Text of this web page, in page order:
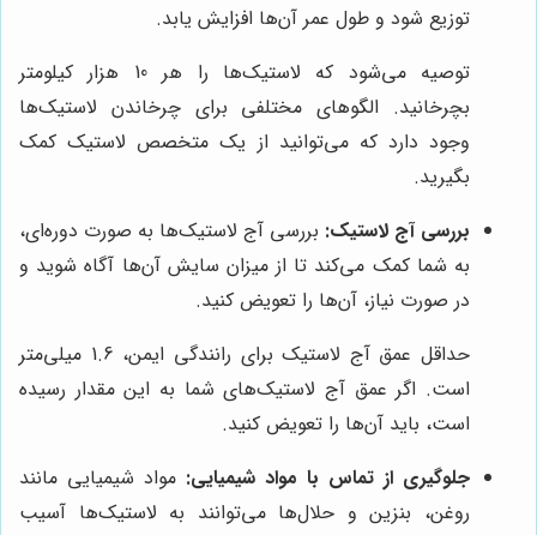
توزیع شود و طول عمر آن‌ها افزایش یابد.
توصیه می‌شود که لاستیک‌ها را هر 10 هزار کیلومتر
بچرخانید. الگوهای مختلفی برای چرخاندن لاستیک‌ها
وجود دارد که می‌توانید از یک متخصص لاستیک کمک
بگیرید.
بررسی آج لاستیک: بررسی آج لاستیک‌ها به صورت دوره‌ای،
به شما کمک می‌کند تا از میزان سایش آن‌ها آگاه شوید و
در صورت نیاز، آن‌ها را تعویض کنید.
حداقل عمق آج لاستیک برای رانندگی ایمن، 1.6 میلی‌متر
است. اگر عمق آج لاستیک‌های شما به این مقدار رسیده
است، باید آن‌ها را تعویض کنید.
جلوگیری از تماس با مواد شیمیایی: مواد شیمیایی مانند
روغن، بنزین و حلال‌ها می‌توانند به لاستیک‌ها آسیب